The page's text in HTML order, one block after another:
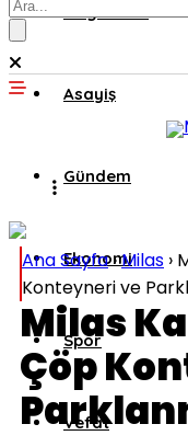
Muğla’dan
Asayiş
Gündem
Ekonomi
Spor
Vefat
Ana Sayfa›Milas ›
Konteyneri ve
Milas
Çöp